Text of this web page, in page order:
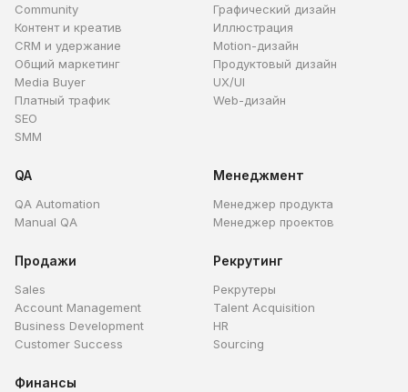
Community
Контент и креатив
CRM и удержание
Общий маркетинг
Media Buyer
Платный трафик
SEO
SMM
Графический дизайн
Иллюстрация
Motion-дизайн
Продуктовый дизайн
UX/UI
Web-дизайн
QA
QA Automation
Manual QA
Менеджмент
Менеджер продукта
Менеджер проектов
Продажи
Sales
Account Management
Business Development
Customer Success
Рекрутинг
Рекрутеры
Talent Acquisition
HR
Sourcing
Финансы